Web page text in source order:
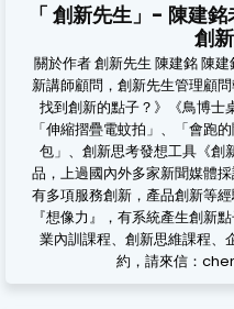
「 創新先生」- 陳建
創
關於作者 創新先生 陳建銘 陳
新講師顧問，創新先生管理顧
找到創新的點子？》《鳥博士
「伸縮摺疊電蚊拍」、「會跑
包」、創新思考發想工具《創
品，上過國內外多家新聞媒體
有多項服務創新，產品創新等
『想像力』，有系統產生創新
業內訓課程、創新思維課程、
約，請來信：